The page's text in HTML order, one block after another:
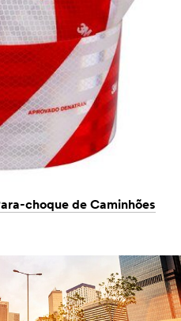
choque de Caminhões